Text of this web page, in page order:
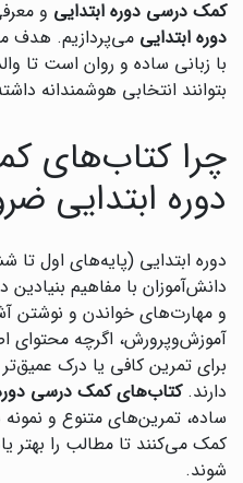
کمک درسی دوره ابتدایی و
دوره ابتدایی می‌پردازیم. هدف
با زبانی ساده و روان است تا
بتوانند انتخابی هوشمندانه
چرا کتاب‌های
دوره ابتدایی
دوره ابتدایی (پایه‌های اول
دانش‌آموزان با مفاهیم
و مهارت‌های خواندن و نوشتن
آموزش‌وپرورش، اگرچه
برای تمرین کافی یا درک
دارند.کتاب‌های کمک درسی دوره
ساده، تمرین‌های متنوع و
کمک می‌کنند تا مطالب را بهتر
شوند.